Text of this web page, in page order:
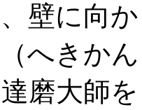
壁に向
へきか
磨大師